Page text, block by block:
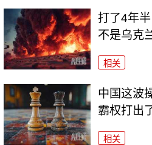
打了4年
不是乌克
相关
中国这波
霸权打出
相关